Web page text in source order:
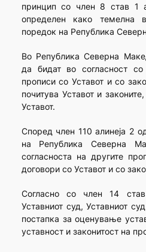
принцип со член 8 став 1
определен како темелна
поредок на Република
Во Република Северна
да бидат во согласност
прописи со Уставот и со
почитува Уставот и
Уставот.
Според член 110 алинеја 2
на Република Северна
согласноста на другите
договори со Уставот и со
Согласно со член 14
Уставниот суд, Уставниот
постапка за оценување
уставност и законитост на